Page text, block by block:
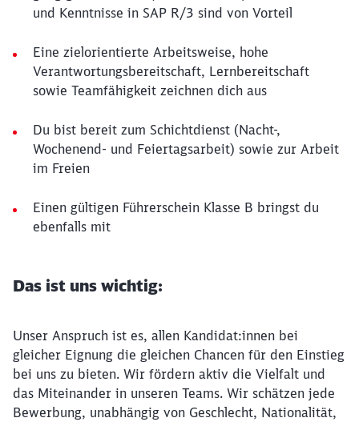
und Kenntnisse in SAP R/3 sind von Vorteil
Eine zielorientierte Arbeitsweise, hohe
Verantwortungsbereitschaft, Lernbereitschaft
sowie Teamfähigkeit zeichnen dich aus
Du bist bereit zum Schichtdienst (Nacht-,
Wochenend- und Feiertagsarbeit) sowie zur Arbeit
im Freien
Einen gültigen Führerschein Klasse B bringst du
ebenfalls mit
Das ist uns wichtig:
Unser Anspruch ist es, allen Kandidat:innen bei
gleicher Eignung die gleichen Chancen für den Einstieg
bei uns zu bieten. Wir fördern aktiv die Vielfalt und
das Miteinander in unseren Teams. Wir schätzen jede
Bewerbung, unabhängig von Geschlecht, Nationalität,